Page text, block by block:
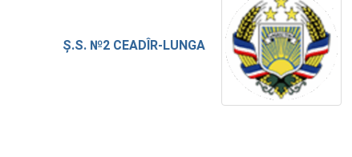
Ș.S. №2 CEADÎR-LUNGA